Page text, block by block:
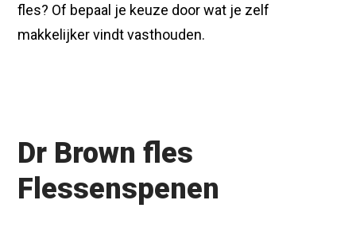
fles? Of bepaal je keuze door wat je zelf
makkelijker vindt vasthouden.
Dr Brown fles
Flessenspenen